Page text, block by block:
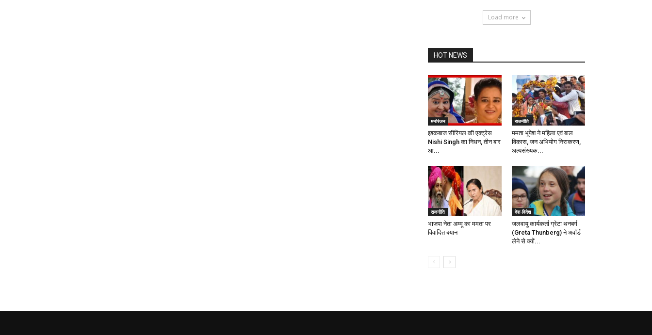
Load more
HOT NEWS
मनोरंजन
इश्कबाज सीरियल की एक्ट्रेस
Nishi Singh का निधन, तीन बार
आ...
राजनीति
ममता भूपेश ने महिला एवं बाल
विकास, जन अभियोग निराकरण,
अल्पसंख्यक...
राजनीति
भाजपा नेता अम्मू का ममता पर
विवादित बयान
देश-विदेश
जलवायु कार्यकर्ता ग्रेटा थनबर्ग
(Greta Thunberg) ने अवॉर्ड
लेने से क्यों...